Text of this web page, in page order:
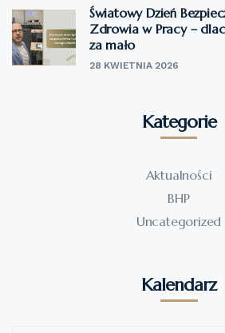
Światowy Dzień
Zdrowia w Pracy –
za mało
28 KWIETNIA 2026
Kategorie
Aktualności
BHP
Uncategorized
Kalendarz